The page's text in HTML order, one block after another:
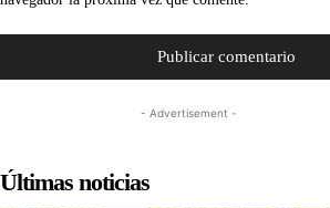
- Advertisement -
Últimas noticias